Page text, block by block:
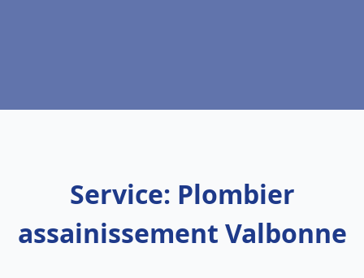
Service: Plombier
assainissement Valbonne